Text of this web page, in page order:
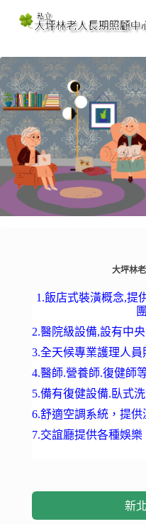
大坪林
1.飯店式裝潢概念,提
2.醫院級設備,設有中
3.全天候專業護理人員
4.醫師.營養師.復健師
5.備有復健設備.臥式
6.舒適空調系統，提供
7.交誼廳提供各種娛樂
新